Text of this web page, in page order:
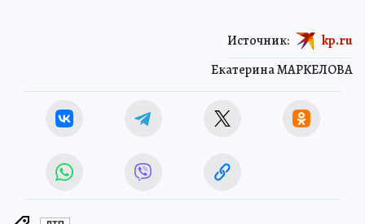
Екатерина МАРКЕЛОВА
Источник: kp.ru